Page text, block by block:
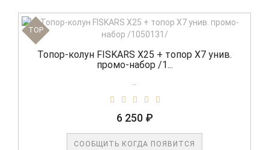
TOP
Топор-колун FISKARS X25 + топор X7 унив.
промо-набор /1...
6 250 ₽
СООБЩИТЬ КОГДА ПОЯВИТСЯ